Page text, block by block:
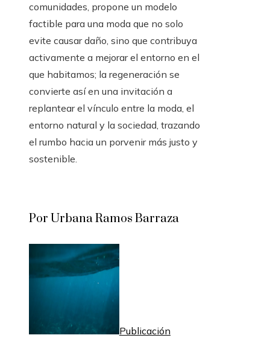
comunidades, propone un modelo
factible para una moda que no solo
evite causar daño, sino que contribuya
activamente a mejorar el entorno en el
que habitamos; la regeneración se
convierte así en una invitación a
replantear el vínculo entre la moda, el
entorno natural y la sociedad, trazando
el rumbo hacia un porvenir más justo y
sostenible.
Por Urbana Ramos Barraza
Publicación